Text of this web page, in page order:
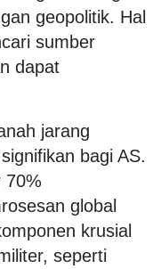
geopolitik. Hal
sumber
dapat
jarang
bagi AS.
70%
global
krusial
seperti